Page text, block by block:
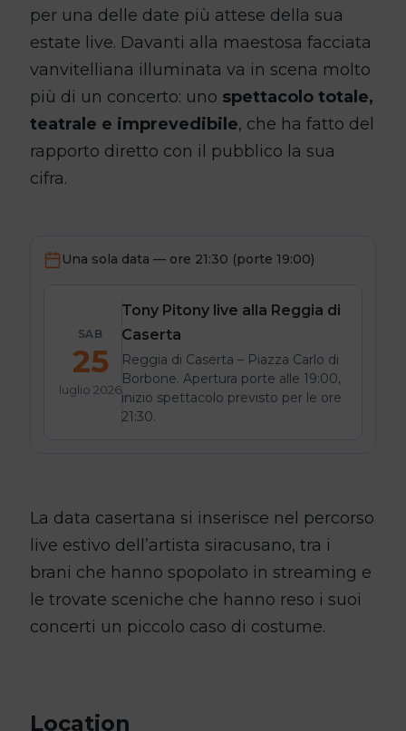
per una delle date più attese della sua
estate live. Davanti alla maestosa facciata
vanvitelliana illuminata va in scena molto
più di un concerto: uno spettacolo totale,
teatrale e imprevedibile, che ha fatto del
rapporto diretto con il pubblico la sua
cifra.
Una sola data — ore 21:30 (porte 19:00)
SAB
25
luglio 2026
Tony Pitony live alla Reggia di
Caserta
Reggia di Caserta – Piazza Carlo di
Borbone. Apertura porte alle 19:00,
inizio spettacolo previsto per le ore
21:30.
La data casertana si inserisce nel percorso
live estivo dell’artista siracusano, tra i
brani che hanno spopolato in streaming e
le trovate sceniche che hanno reso i suoi
concerti un piccolo caso di costume.
Location